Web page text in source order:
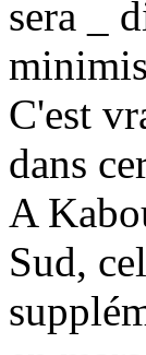
sera _
C'est
dans
A
Sud,